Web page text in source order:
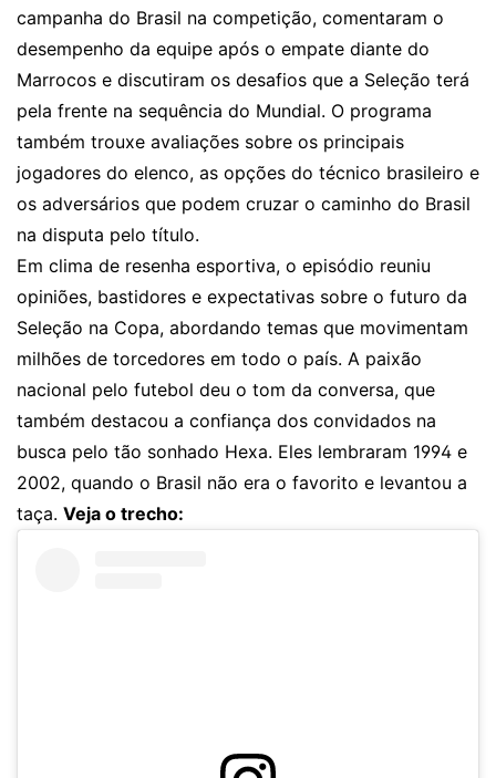
campanha do Brasil na competição, comentaram o
desempenho da equipe após o empate diante do
Marrocos e discutiram os desafios que a Seleção terá
pela frente na sequência do Mundial. O programa
também trouxe avaliações sobre os principais
jogadores do elenco, as opções do técnico brasileiro e
os adversários que podem cruzar o caminho do Brasil
na disputa pelo título.
Em clima de resenha esportiva, o episódio reuniu
opiniões, bastidores e expectativas sobre o futuro da
Seleção na Copa, abordando temas que movimentam
milhões de torcedores em todo o país. A paixão
nacional pelo futebol deu o tom da conversa, que
também destacou a confiança dos convidados na
busca pelo tão sonhado Hexa. Eles lembraram 1994 e
2002, quando o Brasil não era o favorito e levantou a
taça. Veja o trecho: